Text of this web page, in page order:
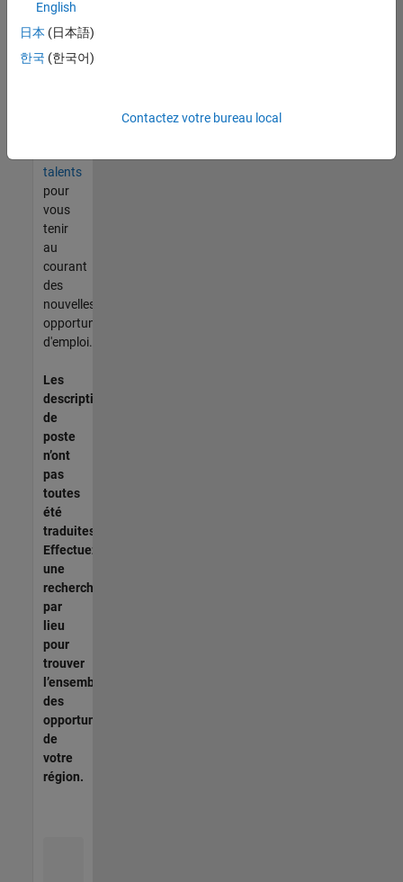
corresponde
à vos
talents
pour
vous
tenir
au
courant
des
nouvelles
opportunités
d'emploi.
Les
descriptions
de
poste
n’ont
pas
toutes
été
traduites.
Effectuez
une
recherche
par
lieu
pour
trouver
l’ensemble
des
opportunités
de
votre
région.
English
日本 (日本語)
한국 (한국어)
Contactez votre bureau local